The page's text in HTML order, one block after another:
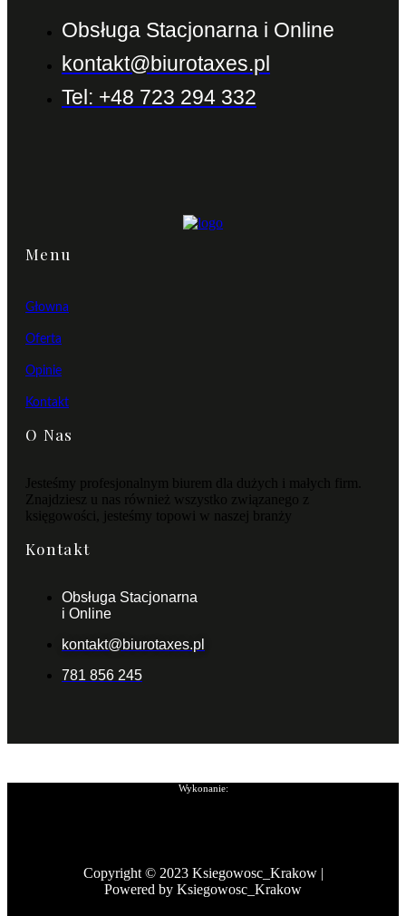
Obsługa Stacjonarna i Online
kontakt@biurotaxes.pl
Tel: +48 723 294 332
Menu
Głowna
Oferta
Opinie
Kontakt
O Nas
Jesteśmy profesjonalnym biurem dla dużych i małych firm.
Znajdziesz u nas również wszystko związanego z
księgowości, jesteśmy topowi w naszej branży
Kontakt
Obsługa Stacjonarna
i Online
kontakt@biurotaxes.pl
781 856 245
Wykonanie:
Copyright © 2023 Ksiegowosc_Krakow |
Powered by Ksiegowosc_Krakow